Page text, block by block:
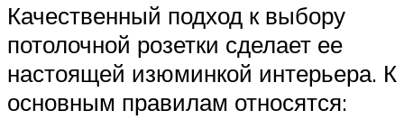
Качественный подход к выбору
потолочной розетки сделает ее
настоящей изюминкой интерьера. К
основным правилам относятся: